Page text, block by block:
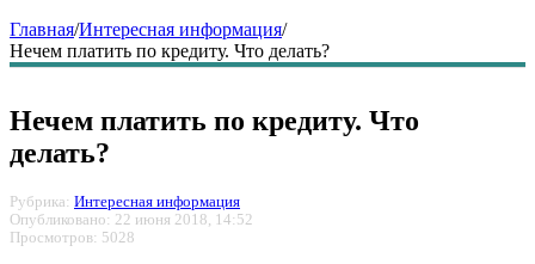
Главная/Интересная информация/
Нечем платить по кредиту. Что делать?
Нечем платить по кредиту. Что
делать?
Рубрика: Интересная информация
Опубликовано: 22 июня 2018, 14:52
Просмотров: 5028